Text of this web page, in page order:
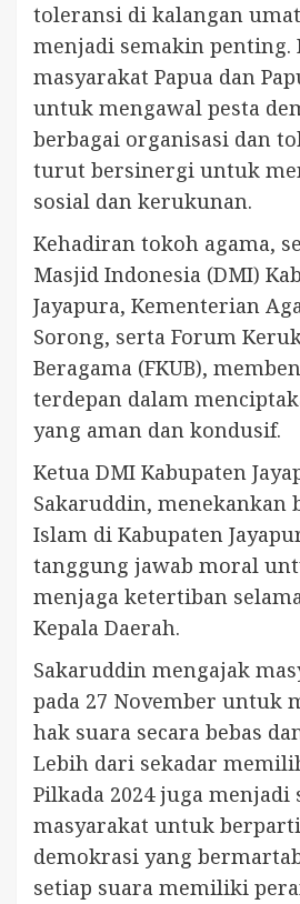
toleransi di kalangan
menjadi semakin penting.
masyarakat Papua dan
untuk mengawal pesta
berbagai organisasi dan
turut bersinergi untuk
sosial dan kerukunan.
Kehadiran tokoh agama,
Masjid Indonesia (DMI)
Jayapura, Kementerian
Sorong, serta Forum
Beragama (FKUB),
terdepan dalam
yang aman dan kondusif.
Ketua DMI Kabupaten
Sakaruddin, menekankan
Islam di Kabupaten
tanggung jawab moral
menjaga ketertiban
Kepala Daerah.
Sakaruddin mengajak
pada 27 November untuk
hak suara secara bebas
Lebih dari sekadar
Pilkada 2024 juga menjadi
masyarakat untuk
demokrasi yang
setiap suara memiliki